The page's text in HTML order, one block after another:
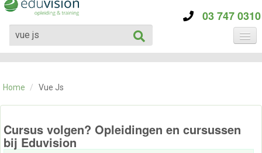
03 747 0310
CATEGORIE
OVER ONS
CONTACT
Home / Vue Js
Cursus volgen? Opleidingen en cursussen
bij Eduvision